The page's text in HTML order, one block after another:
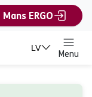
Mans ERGO
LV
Menu